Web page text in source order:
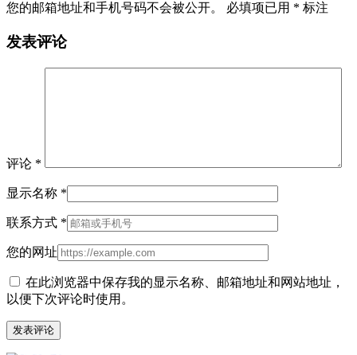
您的邮箱地址和手机号码不会被公开。 必填项已用 * 标注
发表评论
评论 *
显示名称 *
联系方式 *
您的网址
在此浏览器中保存我的显示名称、邮箱地址和网站地址，
以便下次评论时使用。